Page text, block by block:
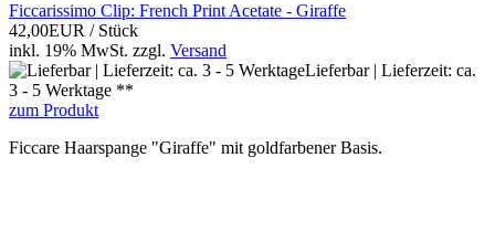
Ficcarissimo Clip: French Print Acetate - Giraffe
42,00EUR / Stück
inkl. 19% MwSt. zzgl. Versand
Lieferbar | Lieferzeit: ca.
3 - 5 Werktage **
zum Produkt
Ficcare Haarspange "Giraffe" mit goldfarbener Basis.